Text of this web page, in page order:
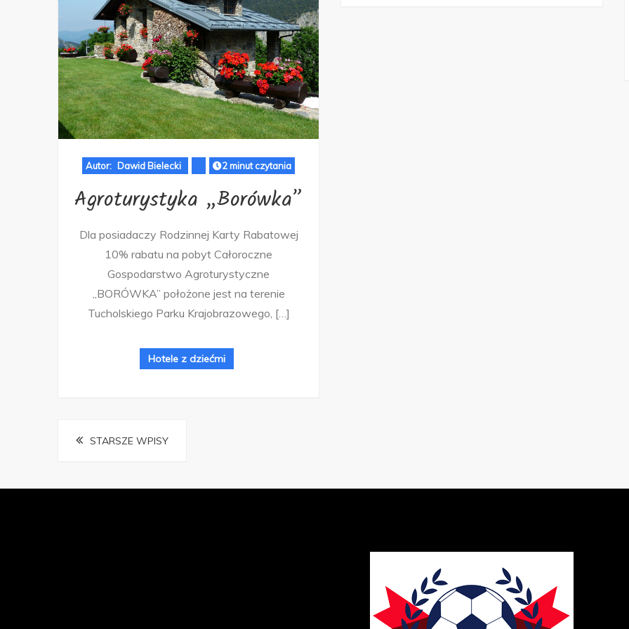
Autor: Dawid Bielecki 2 minut czytania
Agroturystyka „Borówka”
Dla posiadaczy Rodzinnej Karty Rabatowej
10% rabatu na pobyt Całoroczne
Gospodarstwo Agroturystyczne
„BORÓWKA” położone jest na terenie
Tucholskiego Parku Krajobrazowego, […]
Hotele z dziećmi
Nawigacja
STARSZE WPISY